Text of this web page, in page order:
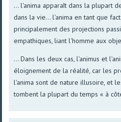
... l'anima apparaît dans la plupart
dans la vie... l'anima en tant que
principalement des projections
empathiques, liant l'homme aux
... Dans les deux cas, l'animus et
éloignement de la réalité, car les
l'anima sont de nature illusoire, et
tombent la plupart du temps « à